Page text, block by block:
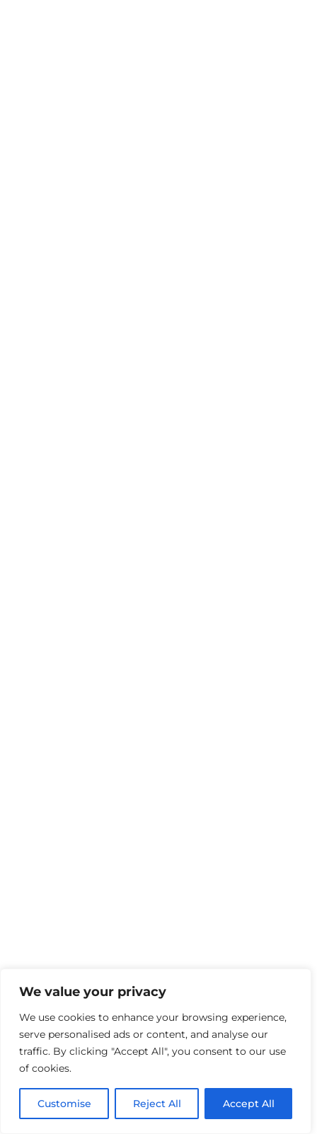
We value your privacy
We use cookies to enhance your browsing experience,
serve personalised ads or content, and analyse our
traffic. By clicking "Accept All", you consent to our use
of cookies.
Customise Reject All Accept All